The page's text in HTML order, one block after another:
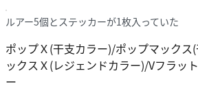
ルアー5個とステッカーが1枚入っていた
ポップＸ(干支カラー)/ポップマックス
ックスＸ(レジェンドカラー)/Vフラッ
ー